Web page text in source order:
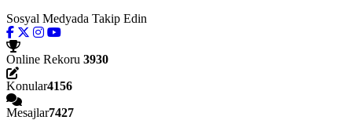
Sosyal Medyada Takip Edin
Online Rekoru 3930
Konular4156
Mesajlar7427